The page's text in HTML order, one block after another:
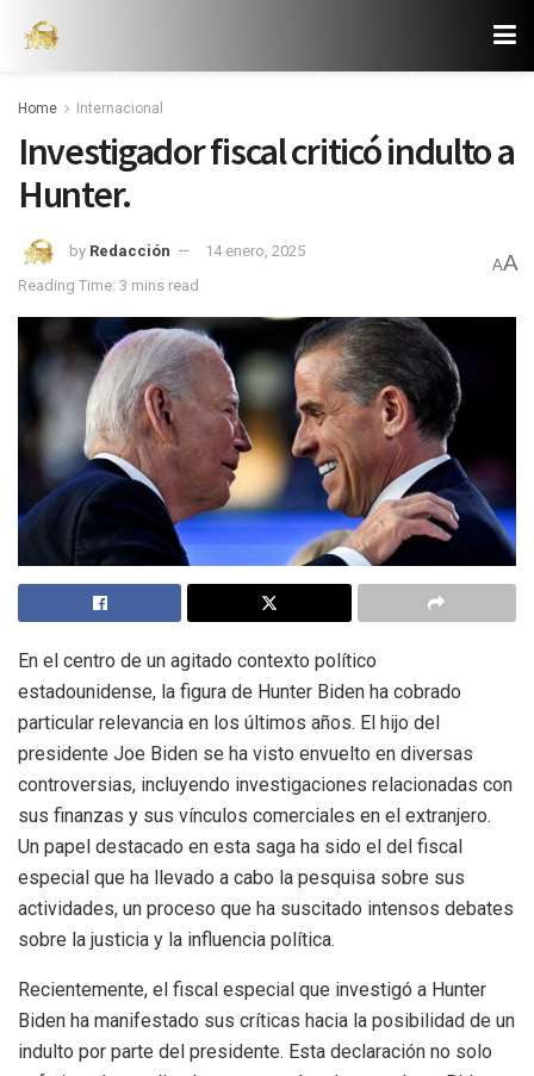
Home Internacional
Investigador fiscal criticó indulto a
Hunter.
by Redacción
14 enero, 2025
Reading Time: 3 mins read
AA
En el centro de un agitado contexto político
estadounidense, la figura de Hunter Biden ha cobrado
particular relevancia en los últimos años. El hijo del
presidente Joe Biden se ha visto envuelto en diversas
controversias, incluyendo investigaciones relacionadas con
sus finanzas y sus vínculos comerciales en el extranjero.
Un papel destacado en esta saga ha sido el del fiscal
especial que ha llevado a cabo la pesquisa sobre sus
actividades, un proceso que ha suscitado intensos debates
sobre la justicia y la influencia política.
Recientemente, el fiscal especial que investigó a Hunter
Biden ha manifestado sus críticas hacia la posibilidad de un
indulto por parte del presidente. Esta declaración no solo